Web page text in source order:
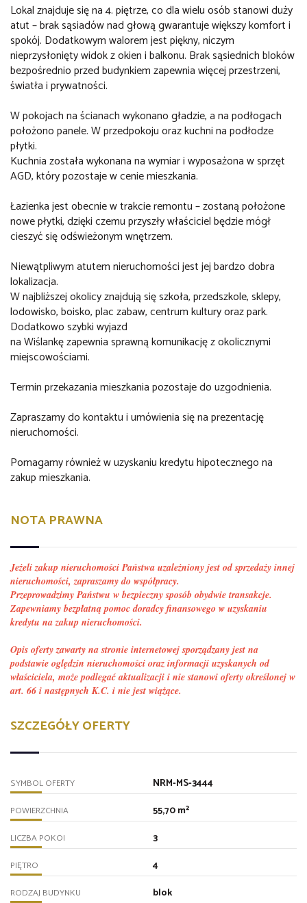
Lokal znajduje się na 4. piętrze, co dla wielu osób stanowi duży
atut – brak sąsiadów nad głową gwarantuje większy komfort i
spokój. Dodatkowym walorem jest piękny, niczym
nieprzysłonięty widok z okien i balkonu. Brak sąsiednich bloków
bezpośrednio przed budynkiem zapewnia więcej przestrzeni,
światła i prywatności.
W pokojach na ścianach wykonano gładzie, a na podłogach
położono panele. W przedpokoju oraz kuchni na podłodze
płytki.
Kuchnia została wykonana na wymiar i wyposażona w sprzęt
AGD, który pozostaje w cenie mieszkania.
Łazienka jest obecnie w trakcie remontu – zostaną położone
nowe płytki, dzięki czemu przyszły właściciel będzie mógł
cieszyć się odświeżonym wnętrzem.
Niewątpliwym atutem nieruchomości jest jej bardzo dobra
lokalizacja.
W najbliższej okolicy znajdują się szkoła, przedszkole, sklepy,
lodowisko, boisko, plac zabaw, centrum kultury oraz park.
Dodatkowo szybki wyjazd
na Wiślankę zapewnia sprawną komunikację z okolicznymi
miejscowościami.
Termin przekazania mieszkania pozostaje do uzgodnienia.
Zapraszamy do kontaktu i umówienia się na prezentację
nieruchomości.
Pomagamy również w uzyskaniu kredytu hipotecznego na
zakup mieszkania.
NOTA PRAWNA
Jeżeli zakup nieruchomości Państwa uzależniony jest od sprzedaży innej
nieruchomości, zapraszamy do współpracy.
Przeprowadzimy Państwu w bezpieczny sposób obydwie transakcje.
Zapewniamy bezpłatną pomoc doradcy finansowego w uzyskaniu
kredytu na zakup nieruchomości.
Opis oferty zawarty na stronie internetowej sporządzany jest na
podstawie oględzin nieruchomości oraz informacji uzyskanych od
właściciela, może podlegać aktualizacji i nie stanowi oferty określonej w
art. 66 i następnych K.C. i nie jest wiążące.
SZCZEGÓŁY OFERTY
SYMBOL OFERTY NRM-MS-3444
POWIERZCHNIA 55,70 m²
LICZBA POKOI 3
PIĘTRO 4
RODZAJ BUDYNKU blok